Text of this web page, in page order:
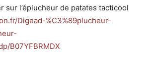
sur l’éplucheur de patates tacticool
Digead-%C3%89plucheur-
B07YFBRMDX